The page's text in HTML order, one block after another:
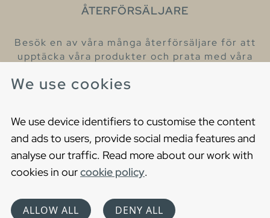
We use cookies
We use device identifiers to customise the content
and ads to users, provide social media features and
analyse our traffic. Read more about our work with
cookies in ourcookie policy.
ALLOW ALL DENY ALL
ÅTERFÖRSÄLJARE
Besök en av våra många återförsäljare för att
upptäcka våra produkter och prata med våra
Cookies
Privacy statement